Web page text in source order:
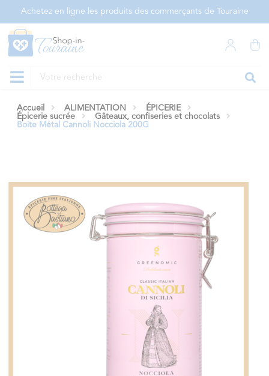
Achetez en ligne les produits des commerçants de Touraine
Accueil ALIMENTATION
ÉPICERIE
Épicerie sucrée
Gâteaux, confiseries et chocolats
Boite Métal Cannoli Nocciola 200G
Panneau de gestion des cookies